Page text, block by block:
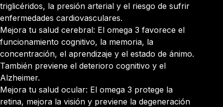
triglicéridos, la presión arterial y el riesgo de sufrir
enfermedades cardiovasculares.
Mejora tu salud cerebral: El omega 3 favorece el
funcionamiento cognitivo, la memoria, la
concentración, el aprendizaje y el estado de ánimo.
También previene el deterioro cognitivo y el
Alzheimer.
Mejora tu salud ocular: El omega 3 protege la
retina, mejora la visión y previene la degeneración